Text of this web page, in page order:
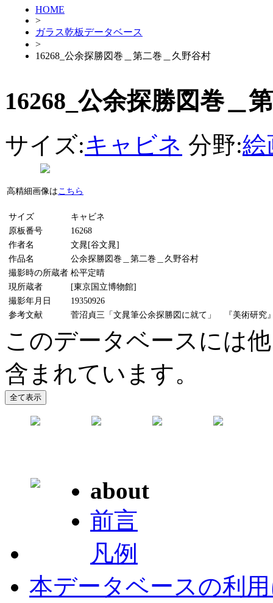
HOME
>
ガラス乾板データベース
>
16268_公余探勝図巻＿第二巻＿久野谷村
16268_公余探勝図巻＿
サイズ:キャビネ 分野:絵
高精細画像はこちら
サイズ
キャビネ
原板番号
16268
作者名
文晁[谷文晁]
作品名
公余探勝図巻＿第二巻＿久野谷村
撮影時の所蔵者 松平定晴
現所蔵者
[東京国立博物館]
撮影年月日
19350926
参考文献
菅沼貞三「文晁筆公余探勝図に就て」 『美術研究
このデータベースには
含まれています。
about
前言
凡例
本データベースの利